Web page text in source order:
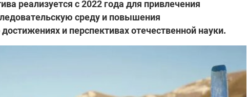
реализуется с 2022 года для привлечения
среду и повышения
и перспективах отечественной науки.